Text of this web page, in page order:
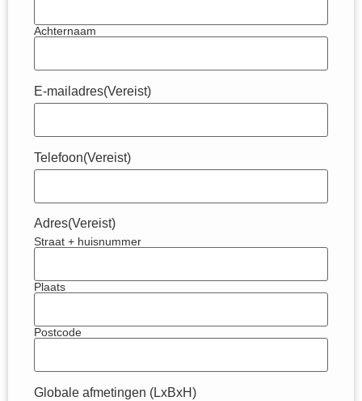
Achternaam
E-mailadres(Vereist)
Telefoon(Vereist)
Adres(Vereist)
Straat + huisnummer
Plaats
Postcode
Globale afmetingen (LxBxH)